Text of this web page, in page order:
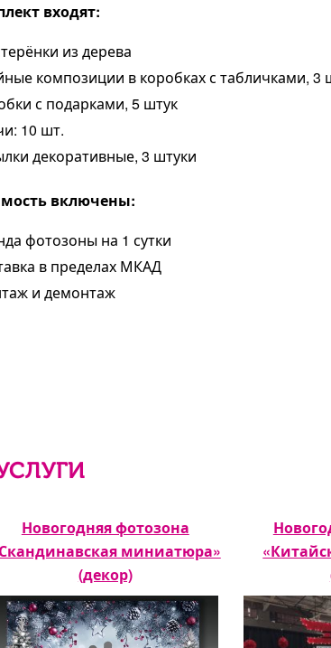
входят:
из дерева
композиции в коробках с табличками, 3
с подарками, 5 штук
10 шт.
декоративные, 3 штуки
включены:
фотозоны на 1 сутки
в пределах МКАД
и демонтаж
Новогодняя фотозона
миниатюра»
(декор)